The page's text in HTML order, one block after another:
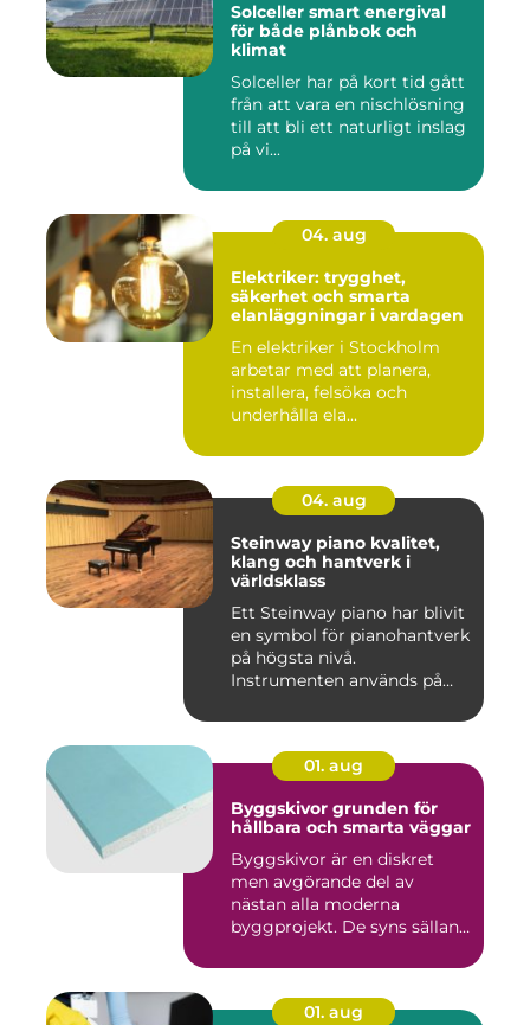
Solceller smart energival
för både plånbok och
klimat
Solceller har på kort tid gått
från att vara en nischlösning
till att bli ett naturligt inslag
på vi...
04. aug
Elektriker: trygghet,
säkerhet och smarta
elanläggningar i vardagen
En elektriker i Stockholm
arbetar med att planera,
installera, felsöka och
underhålla ela...
04. aug
Steinway piano kvalitet,
klang och hantverk i
världsklass
Ett Steinway piano har blivit
en symbol för pianohantverk
på högsta nivå.
Instrumenten används på
01. aug
Byggskivor grunden för
hållbara och smarta väggar
Byggskivor är en diskret
men avgörande del av
nästan alla moderna
byggprojekt. De syns sällan
01. aug